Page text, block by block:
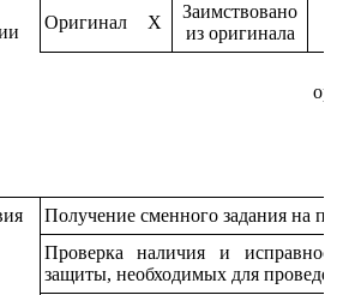
Оригинал X
Заимствовано
из оригинала
Получение сменного задания на
Проверка наличия и
защиты, необходимых для